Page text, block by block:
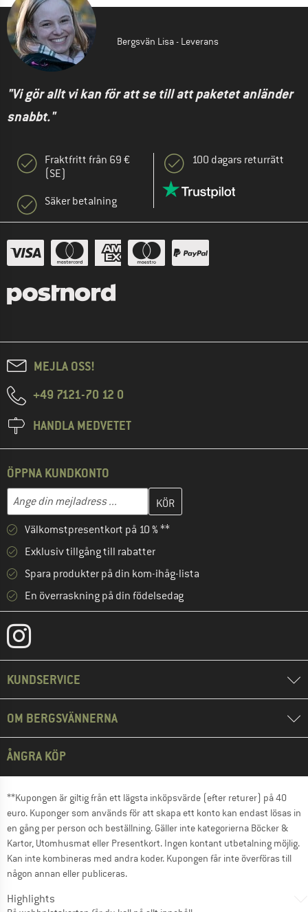
Bergsvän Lisa - Leverans
"Vi gör allt vi kan för att se till att paketet anländer
snabbt."
Fraktfritt från 69 €
(SE)
Säker betalning
100 dagars returrätt
MEJLA OSS!
+49 7121-70 12 0
HANDLA MEDVETET
ÖPPNA KUNDKONTO
Mejladress
Skriv in din e-postadress här och skapa ditt kundkonto i nästa
Välkomstpresentkort på 10 % **
Exklusiv tillgång till rabatter
Spara produkter på din kom-ihåg-lista
En överraskning på din födelsedag
KUNDSERVICE
OM BERGSVÄNNERNA
ÅNGRA KÖP
**Kupongen är giltig från ett lägsta inköpsvärde (efter returer) på 40
euro. Kuponger som används för att skapa ett konto kan endast lösas in
en gång per person och beställning. Gäller inte kategorierna Böcker &
Kartor, Utomhusmat eller Presentkort. Ingen kontant utbetalning möjlig.
Kan inte kombineras med andra koder. Kupongen får inte överföras till
någon annan eller publiceras.
Highlights